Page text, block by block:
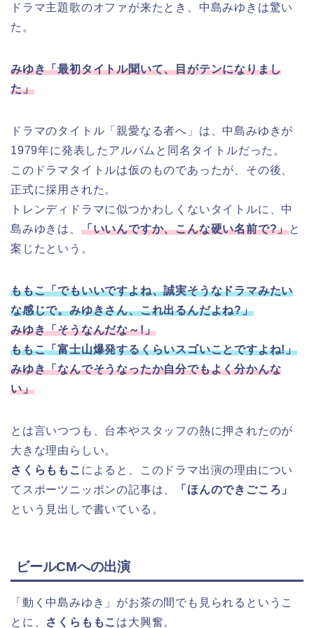
ドラマ主題歌のオファが来たとき、中島みゆきは驚い
た。
みゆき「最初タイトル聞いて、目がテンになりまし
た」
ドラマのタイトル「親愛なる者へ」は、中島みゆきが
1979年に発表したアルバムと同名タイトルだった。
このドラマタイトルは仮のものであったが、その後、
正式に採用された。
トレンディドラマに似つかわしくないタイトルに、中
島みゆきは、 「いいんですか、こんな硬い名前で?」と
案じたという。
ももこ「でもいいですよね、誠実そうなドラマみたい
な感じで。みゆきさん、これ出るんだよね?」
みゆき「そうなんだな～!」
ももこ「富士山爆発するくらいスゴいことですよね!」
みゆき「なんでそうなったか自分でもよく分かんな
い」
とは言いつつも、台本やスタッフの熱に押されたのが
大きな理由らしい。
さくらももこ によると、このドラマ出演の理由につい
てスポーツニッポンの記事は、
「ほんのできごころ」
という見出しで書いている。
ビールCMへの出演
「動く中島みゆき」がお茶の間でも見られるというこ
とに、 さくらももこ は大興奮。